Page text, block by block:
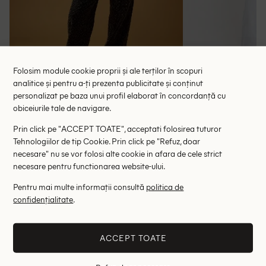
Blugi Missguided, gri inchis
RRP: 192.00 lei
W29
Altii au fost interesati de
Folosim module cookie proprii și ale terților în scopuri
analitice și pentru a-ți prezenta publicitate și conținut
personalizat pe baza unui profil elaborat în concordanță cu
obiceiurile tale de navigare.
Prin click pe "ACCEPT TOATE", acceptati folosirea tuturor
Tehnologiilor de tip Cookie. Prin click pe "Refuz, doar
necesare" nu se vor folosi alte cookie in afara de cele strict
necesare pentru functionarea website-ului.
Pentru mai multe informații consultă politica de
confidențialitate.
ACCEPT TOATE